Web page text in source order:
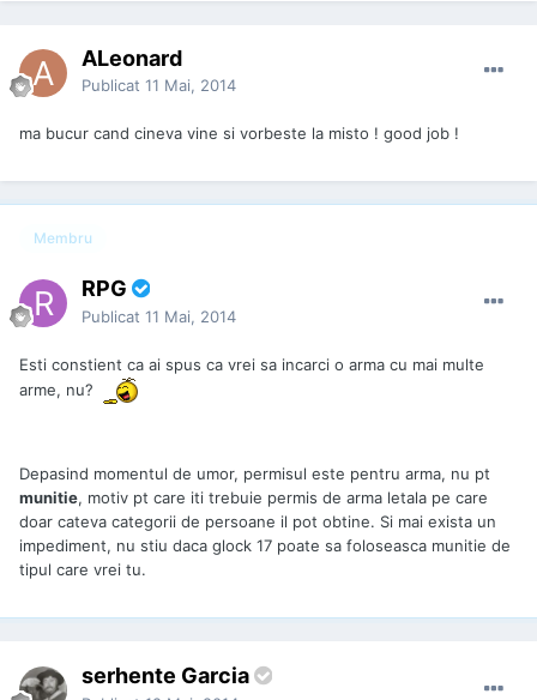
ALeonard
Publicat 11 Mai, 2014
ma bucur cand cineva vine si vorbeste la misto ! good job !
Membru
RPG
Publicat 11 Mai, 2014
Esti constient ca ai spus ca vrei sa incarci o arma cu mai multe
arme, nu?
Depasind momentul de umor, permisul este pentru arma, nu pt
munitie, motiv pt care iti trebuie permis de arma letala pe care
doar cateva categorii de persoane il pot obtine. Si mai exista un
impediment, nu stiu daca glock 17 poate sa foloseasca munitie de
tipul care vrei tu.
serhente Garcia